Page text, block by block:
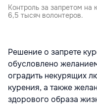
Контроль за запретом на
6,5 тысяч волонтеров.
Решение о запрете
обусловлено
оградить некурящих
курения, а также
здорового образа